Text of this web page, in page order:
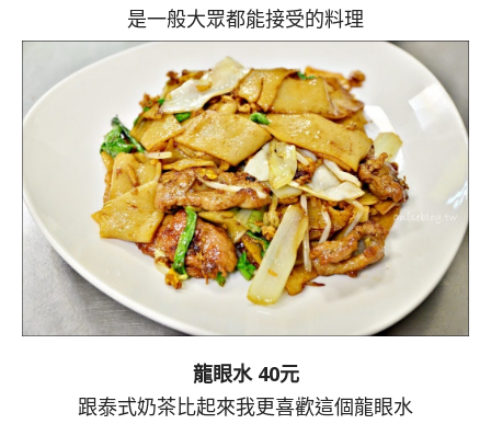
是一般大眾都能接受的料理
龍眼水 40元
跟泰式奶茶比起來我更喜歡這個龍眼水